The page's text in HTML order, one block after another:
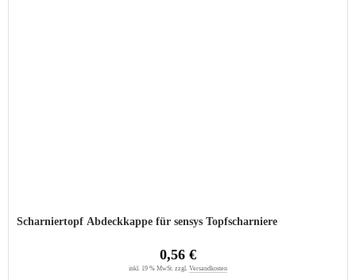
Scharniertopf Abdeckkappe für sensys Topfscharniere
0,56 €
inkl. 19 % MwSt. zzgl. Versandkosten